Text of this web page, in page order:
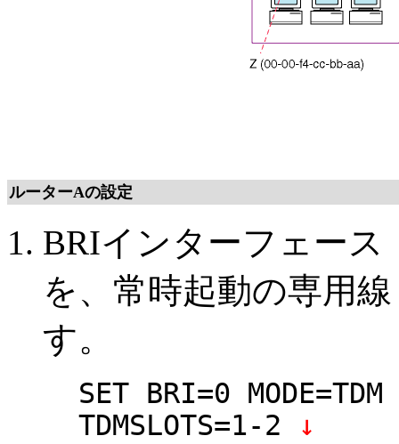
ルーターAの設定
BRIインターフェース
を、常時起動の専用
す。
SET BRI=0 MODE=TDM
TDMSLOTS=1-2 ↓